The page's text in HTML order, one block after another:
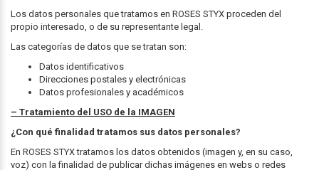
Los datos personales que tratamos en ROSES STYX proceden del
propio interesado, o de su representante legal.
Las categorías de datos que se tratan son:
Datos identificativos
Direcciones postales y electrónicas
Datos profesionales y académicos
– Tratamiento del USO de la IMAGEN
¿Con qué finalidad tratamos sus datos personales?
En ROSES STYX tratamos los datos obtenidos (imagen y, en su caso,
voz) con la finalidad de publicar dichas imágenes en webs o redes